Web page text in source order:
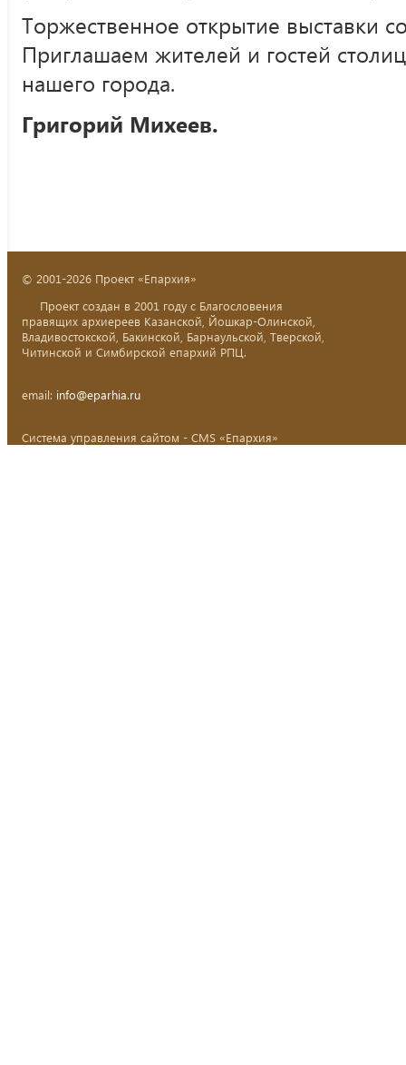
Торжественное открытие выставки
Приглашаем жителей и гостей
нашего города.
Григорий Михеев.
© 2001-2026 Проект «Епархия»
Проект создан в 2001 году с Благословения
правящих архиереев Казанской, Йошкар-Олинской,
Владивостокской, Бакинской, Барнаульской, Тверской,
Читинской и Симбирской епархий РПЦ.
email: info@eparhia.ru
Система управления сайтом - CMS «Епархия»